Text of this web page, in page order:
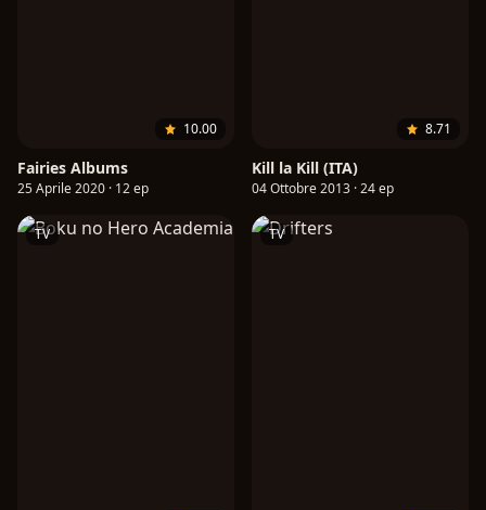
10.00
Fairies Albums
25 Aprile 2020 · 12 ep
8.71
Kill la Kill (ITA)
04 Ottobre 2013 · 24 ep
TV TV